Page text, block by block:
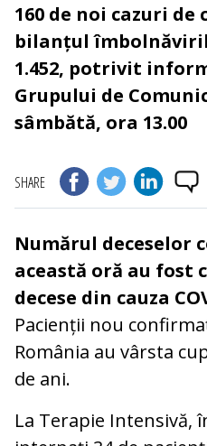
160 de noi cazuri de
bilanțul
1.452, potrivit
Grupului de
sâmbătă, ora 13.00
SHARE
Numărul deceselor
această oră au fost
decese din cauza
Pacienții nou
România au vârsta
de ani.
La Terapie Intensivă,